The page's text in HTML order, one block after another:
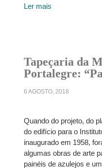
Ler mais
Tapeçaria da
Portalegre:
6 AGOSTO, 2018
Quando do projeto, do
do edifício para o
inaugurado em 1958,
algumas obras de arte
painéis de azulejos e